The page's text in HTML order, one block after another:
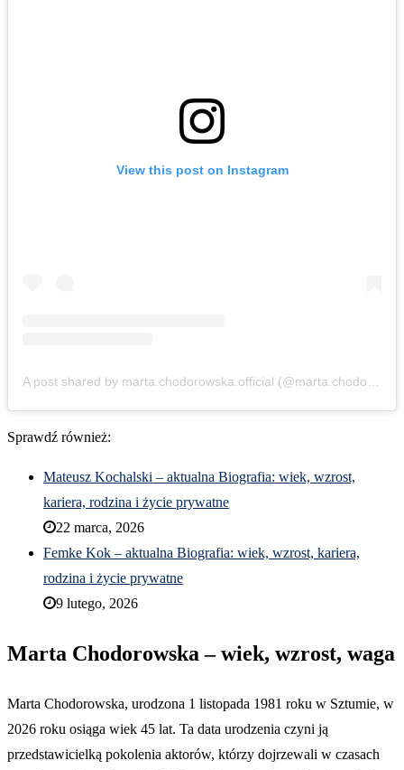
View this post on Instagram
Sprawdź również:
Mateusz Kochalski – aktualna Biografia: wiek, wzrost,
kariera, rodzina i życie prywatne
22 marca, 2026
Femke Kok – aktualna Biografia: wiek, wzrost, kariera,
rodzina i życie prywatne
9 lutego, 2026
Marta Chodorowska – wiek, wzrost, waga
Marta Chodorowska, urodzona 1 listopada 1981 roku w Sztumie, w
2026 roku osiąga wiek 45 lat. Ta data urodzenia czyni ją
przedstawicielką pokolenia aktorów, którzy dojrzewali w czasach